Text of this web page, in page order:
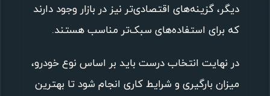
دیگر، گزینه‌های اقتصادی‌تر نیز در بازار وجود دارند
که برای استفاده‌های سبک‌تر مناسب هستند.
در نهایت انتخاب درست باید بر اساس نوع خودرو،
میزان بارگیری و شرایط کاری انجام شود تا بهترین